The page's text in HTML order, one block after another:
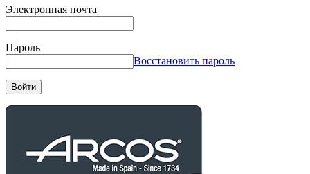
Электронная почта
Пароль
Восстановить пароль
Войти